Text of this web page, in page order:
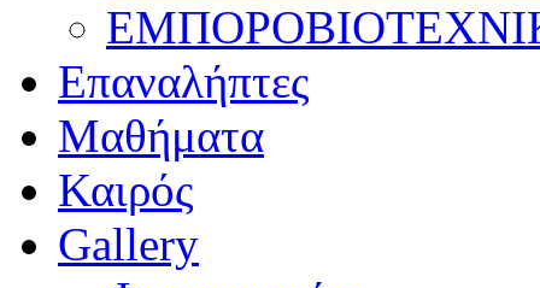
Επαναλήπτες
Μαθήματα
Καιρός
Gallery